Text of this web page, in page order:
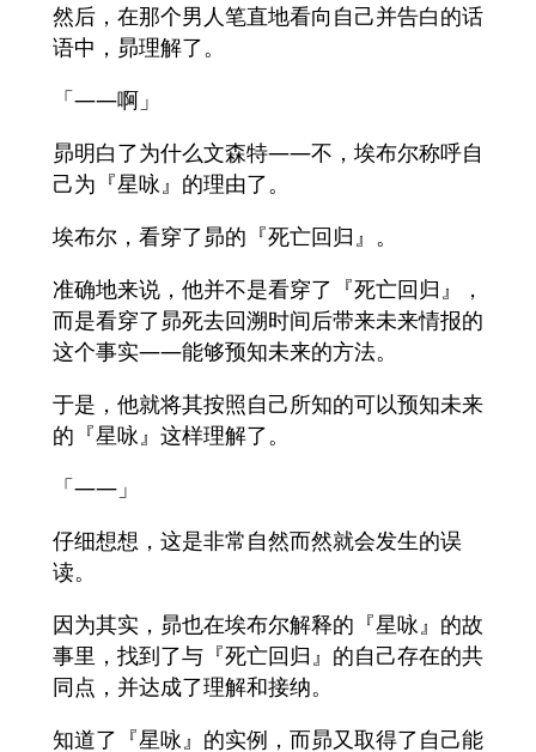
然后，在那个男人笔直地看向自己并告白的话
语中，昴理解了。
「——啊」
昴明白了为什么文森特——不，埃布尔称呼自
己为『星咏』的理由了。
埃布尔，看穿了昴的『死亡回归』。
准确地来说，他并不是看穿了『死亡回归』，
而是看穿了昴死去回溯时间后带来未来情报的
这个事实——能够预知未来的方法。
于是，他就将其按照自己所知的可以预知未来
的『星咏』这样理解了。
「——」
仔细想想，这是非常自然而然就会发生的误
读。
因为其实，昴也在埃布尔解释的『星咏』的故
事里，找到了与『死亡回归』的自己存在的共
同点，并达成了理解和接纳。
知道了『星咏』的实例，而昴又取得了自己能